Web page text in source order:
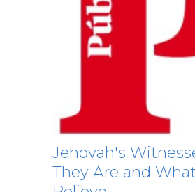
Jehovah's
They Are and